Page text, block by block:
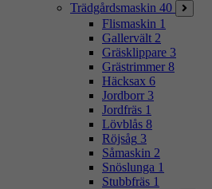
Trädgårdsmaskin 40
Flismaskin 1
Gallervält 2
Gräsklippare 3
Grästrimmer 8
Häcksax 6
Jordborr 3
Jordfräs 1
Lövblås 8
Röjsåg 3
Såmaskin 2
Snöslunga 1
Stubbfräs 1